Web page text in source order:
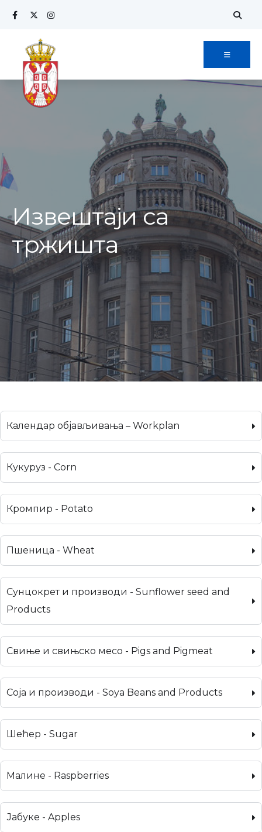
Извештаји са
тржишта
Календар објављивања – Workplan
Кукуруз - Corn
Кромпир - Potato
Пшеница - Wheat
Сунцокрет и производи - Sunflower seed and
Products
Свиње и свињско месо - Pigs and Pigmeat
Соја и производи - Soya Beans and Products
Шећер - Sugar
Малине - Raspberries
Јабуке - Apples